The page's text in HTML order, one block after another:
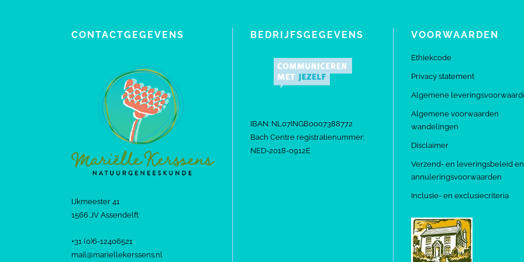
CONTACTGEGEVENS
IJkmeester 41
1566 JV Assendelft
+31 (0)6-12406521
mail@mariellekerssens.nl
BEDRIJFSGEGEVENS
IBAN: NL07INGB0007388772
Bach Centre registratienummer:
NED-2018-0912E
VOORWAARDEN
Ethiekcode
Privacy statement
Algemene
Algemene voorwaarden
wandelingen
Disclaimer
Verzend- en leveringsbeleid en
annuleringsvoorwaarden
Inclusie- en exclusiecriteria